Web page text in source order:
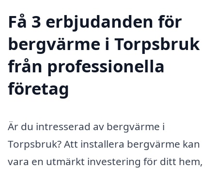
Få 3 erbjudanden för
bergvärme i Torpsbruk
från professionella
företag
Är du intresserad av bergvärme i
Torpsbruk? Att installera bergvärme kan
vara en utmärkt investering för ditt hem,